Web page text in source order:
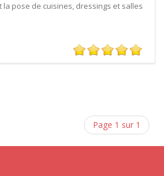
pose de cuisines, dressings et salles
Page 1 sur 1